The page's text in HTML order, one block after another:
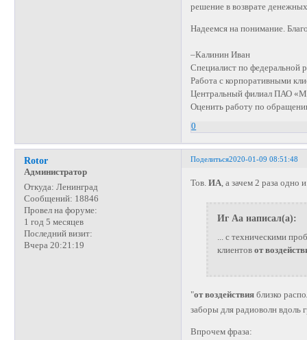
решение в возврате
Надеемся на понимание.
–Калинин Иван
Специалист по федеральной
Работа с корпоративными
Центральный филиал ПАО
Оценить работу по
0
Поделиться2020-01-09 08:51:48
Rotor
Администратор
Откуда: Ленинград
Сообщений: 18846
Провел на форуме:
1 год 5 месяцев
Последний визит:
Вчера 20:21:19
Тов.ИА , а зачем 2 раза одно
Иг Аа написал(а):
... с техническими
клиентов от
"от воздействия близко
заборы для радиоволн вдоль
Впрочем фраза: